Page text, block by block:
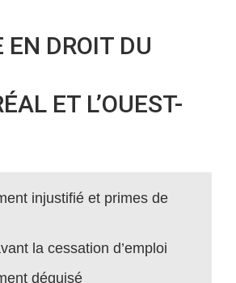
EN DROIT DU
ET L’OUEST-
injustifié et primes de
la cessation d’emploi
déguisé